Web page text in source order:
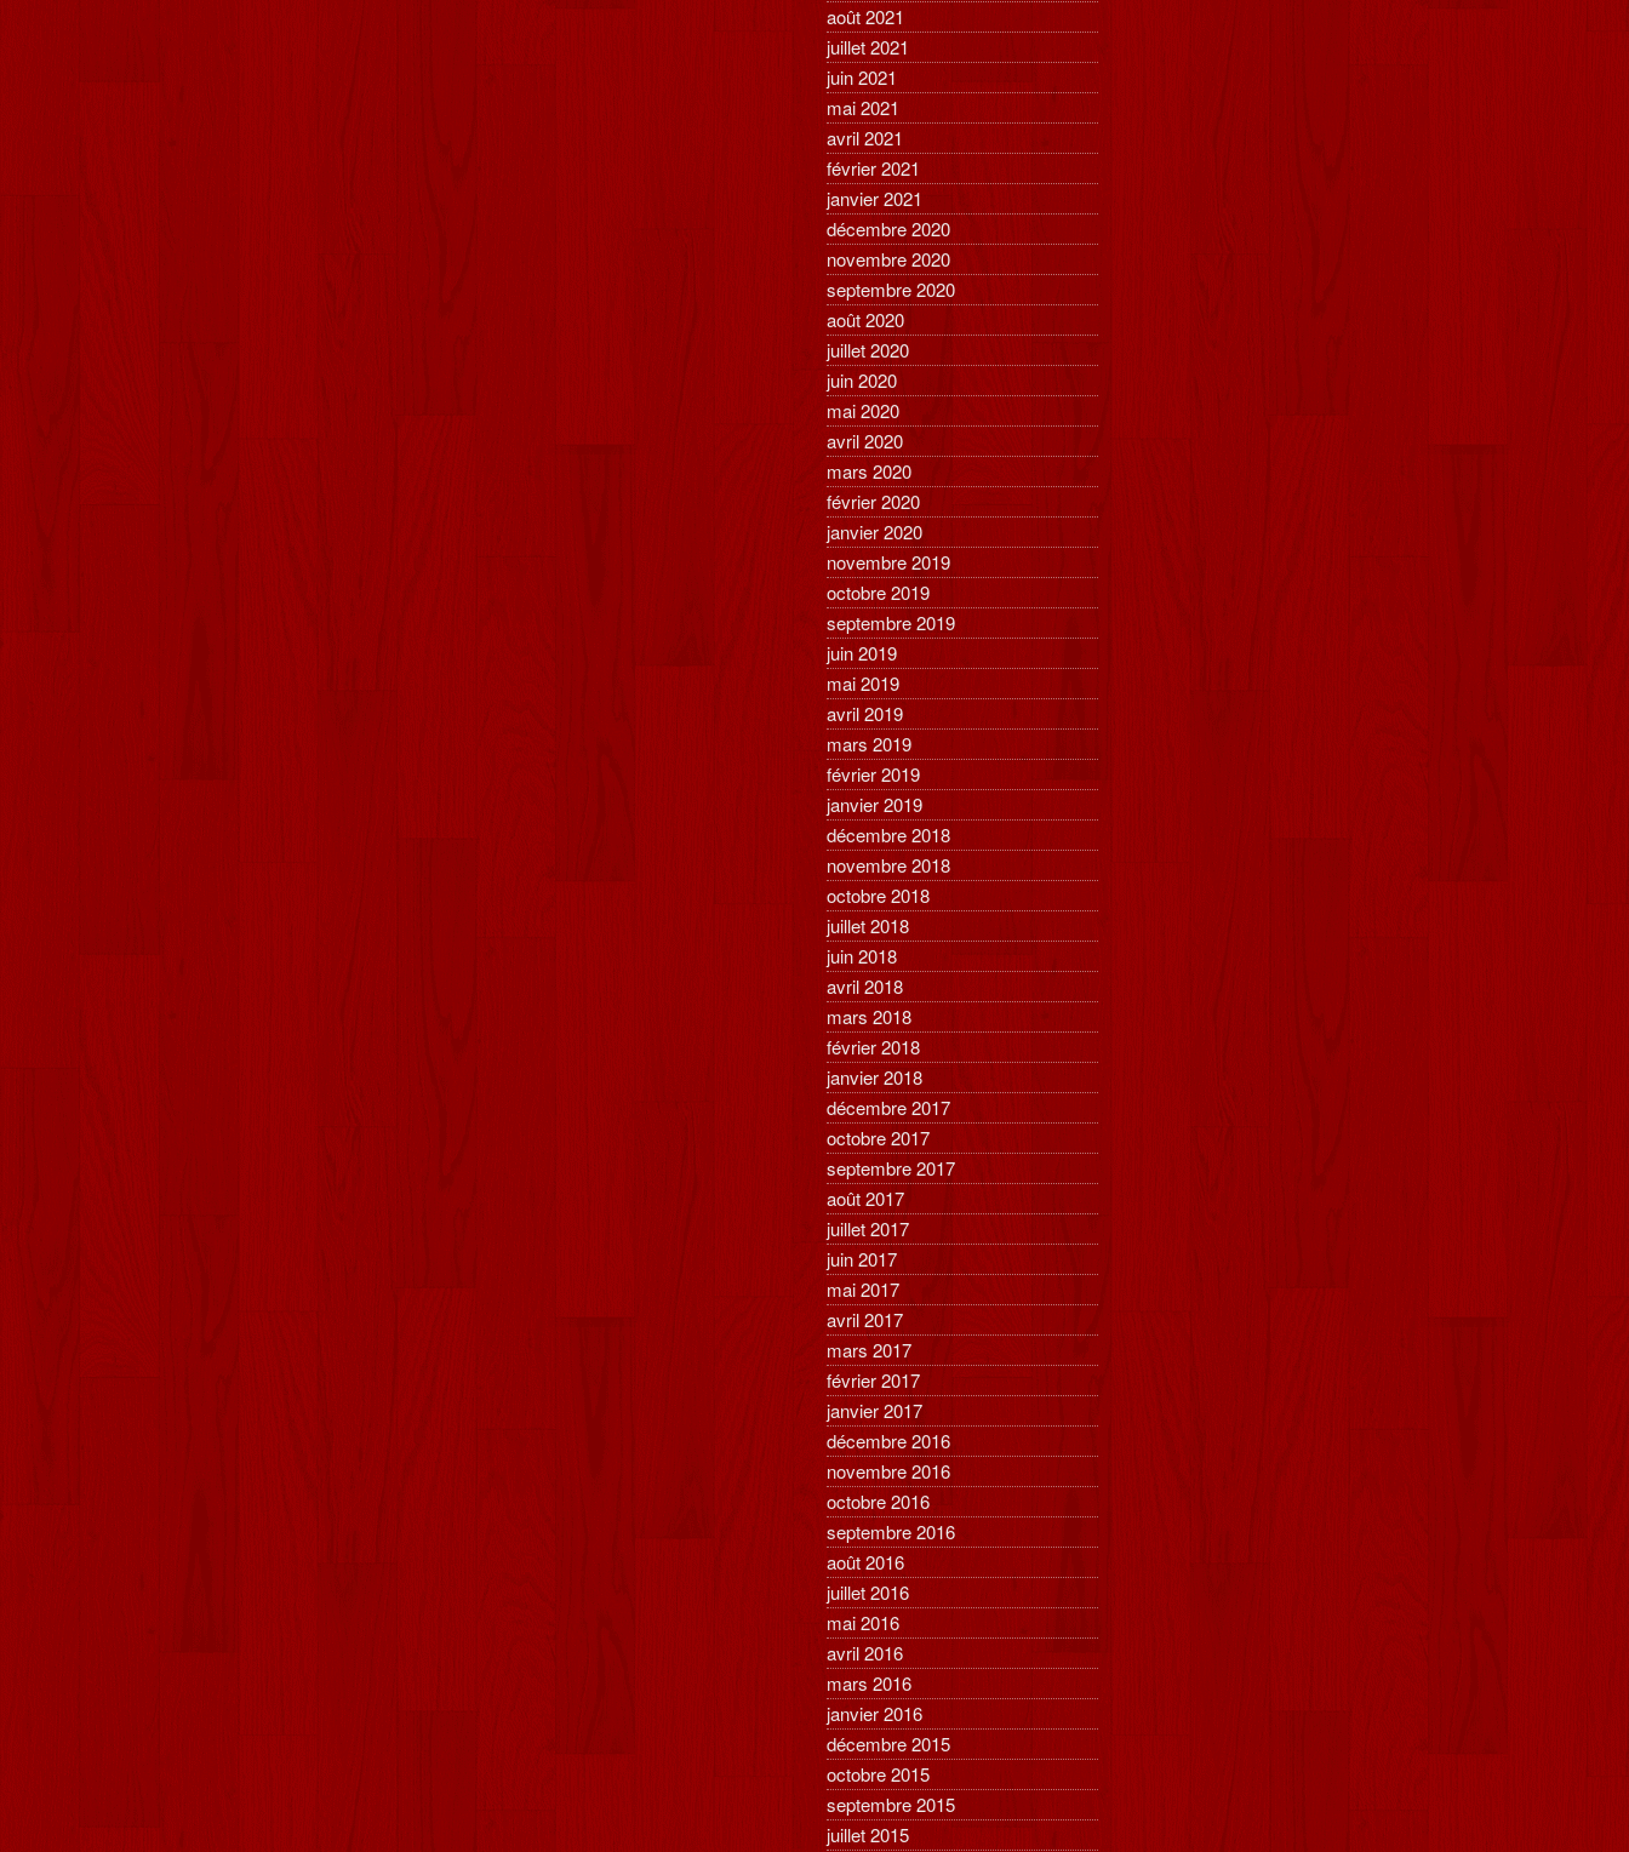
août 2021
juillet 2021
juin 2021
mai 2021
avril 2021
février 2021
janvier 2021
décembre 2020
novembre 2020
septembre 2020
août 2020
juillet 2020
juin 2020
mai 2020
avril 2020
mars 2020
février 2020
janvier 2020
novembre 2019
octobre 2019
septembre 2019
juin 2019
mai 2019
avril 2019
mars 2019
février 2019
janvier 2019
décembre 2018
novembre 2018
octobre 2018
juillet 2018
juin 2018
avril 2018
mars 2018
février 2018
janvier 2018
décembre 2017
octobre 2017
septembre 2017
août 2017
juillet 2017
juin 2017
mai 2017
avril 2017
mars 2017
février 2017
janvier 2017
décembre 2016
novembre 2016
octobre 2016
septembre 2016
août 2016
juillet 2016
mai 2016
avril 2016
mars 2016
janvier 2016
décembre 2015
octobre 2015
septembre 2015
juillet 2015